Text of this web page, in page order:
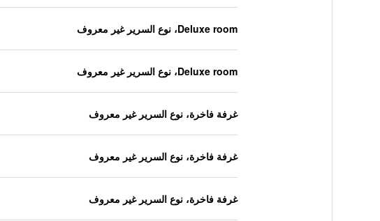
Deluxe room، نوع السرير غير معروف
Deluxe room، نوع السرير غير معروف
غرفة فاخرة، نوع السرير غير معروف
غرفة فاخرة، نوع السرير غير معروف
غرفة فاخرة، نوع السرير غير معروف